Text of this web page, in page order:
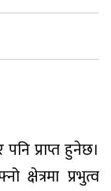
प्राप्त हुनेछ।
प्रभुत्व